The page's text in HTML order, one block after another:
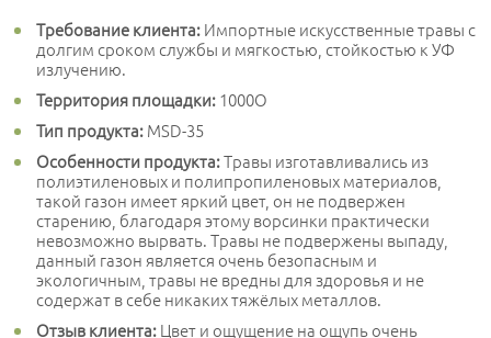
Требование клиента: Импортные искусственные травы с
долгим сроком службы и мягкостью, стойкостью к УФ
излучению.
Территория площадки: 1000O
Тип продукта: MSD-35
Особенности продукта:Травы изготавливались из
полиэтиленовых и полипропиленовых материалов,
такой газон имеет яркий цвет, он не подвержен
старению, благодаря этому ворсинки практически
невозможно вырвать. Травы не подвержены выпаду,
данный газон является очень безопасным и
экологичным, травы не вредны для здоровья и не
содержат в себе никаких тяжёлых металлов.
Отзыв клиента: Цвет и ощущение на ощупь очень